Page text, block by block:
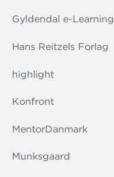
Gyldendal e-Learning
Hans Reitzels Forlag
highlight
Konfront
MentorDanmark
Munksgaard